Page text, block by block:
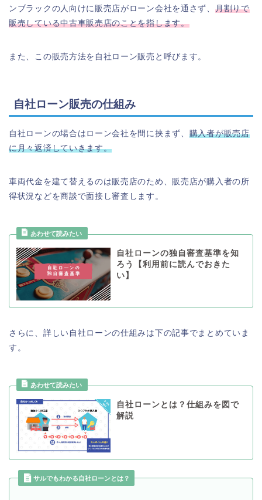
ンブラックの人向けに販売店がローン会社を通さず、 月割りで
販売している中古車販売店のことを指します。
また、この販売方法を自社ローン販売と呼びます。
自社ローン販売の仕組み
自社ローンの場合はローン会社を間に挟まず、 購入者が販売店
に月々返済していきます。
車両代金を建て替えるのは販売店のため、販売店が購入者の所
得状況などを商談で面接し審査します。
自社ローンの独自審査基準を知
ろう【利用前に読んでおきた
い】
さらに、詳しい自社ローンの仕組みは下の記事でまとめていま
す。
自社ローンとは？仕組みを図で
解説
サルでもわかる自社ローンとは？